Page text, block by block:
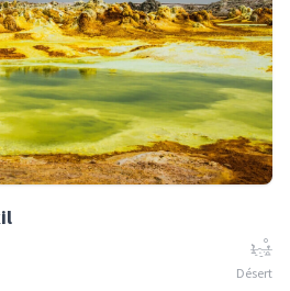
Désert